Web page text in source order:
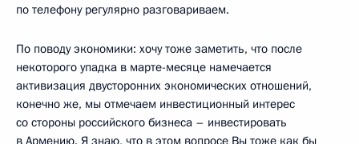
по телефону регулярно разговариваем.
По поводу экономики: хочу тоже заметить, что после
некоторого упадка в марте-месяце намечается
активизация двусторонних экономических отношений,
конечно же, мы отмечаем инвестиционный интерес
со стороны российского бизнеса – инвестировать
в Армению. Я знаю, что в этом вопросе Вы тоже как бы